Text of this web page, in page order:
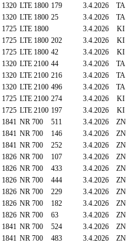
1320 LTE 1800 179 3.4.2026
TA
1320 LTE 1800 25 3.4.2026
TA
1725 LTE 1800 3.4.2026
KI
1725 LTE 1800 202 3.4.2026
KI
1725 LTE 1800 42 3.4.2026
KI
1320 LTE 2100 44 3.4.2026
TA
1320 LTE 2100 216 3.4.2026
TA
1320 LTE 2100 496 3.4.2026
TA
1725 LTE 2100 274 3.4.2026
KI
1725 LTE 2100 197 3.4.2026
KI
1841 NR 700 511 3.4.2026
ZN
1841 NR 700 146 3.4.2026
ZN
1841 NR 700 252 3.4.2026
ZN
1826 NR 700 107 3.4.2026
ZN
1826 NR 700 433 3.4.2026
ZN
1826 NR 700 444 3.4.2026
ZN
1826 NR 700 229 3.4.2026
ZN
1826 NR 700 182 3.4.2026
ZN
1826 NR 700 63 3.4.2026
ZN
1841 NR 700 524 3.4.2026
ZN
1841 NR 700 483 3.4.2026
ZN